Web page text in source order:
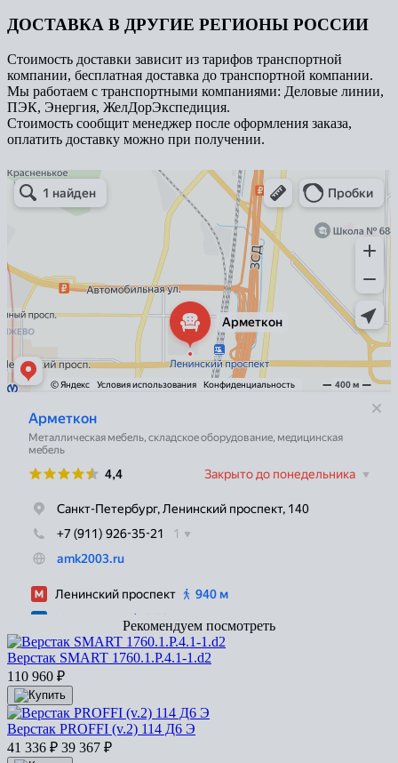
ДОСТАВКА В ДРУГИЕ РЕГИОНЫ РОССИИ
Стоимость доставки зависит из тарифов транспортной
компании, бесплатная доставка до транспортной компании.
Мы работаем с транспортными компаниями: Деловые линии,
ПЭК, Энергия, ЖелДорЭкспедиция.
Стоимость сообщит менеджер после оформления заказа,
оплатить доставку можно при получении.
Арметкон
Металлическая мебель в Санкт‑Петербурге
Торговое оборудование в Санкт‑Петербурге
Рекомендуем посмотреть
Верстак SMART 1760.1.P.4.1-1.d2
110 960 ₽
Верстак PROFFI (v.2) 114 Д6 Э
41 336 ₽ 39 367 ₽